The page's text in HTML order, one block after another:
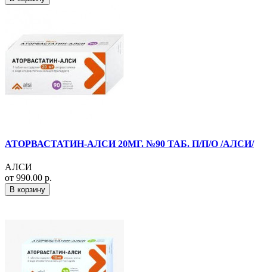
АТОРВАСТАТИН-АЛСИ 20МГ. №90 ТАБ. П/П/О /АЛСИ/
АЛСИ
от 990.00 р.
В корзину